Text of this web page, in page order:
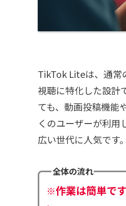
TikTok Liteは、通常
視聴に特化した設計
ても、動画投稿機能
くのユーザーが利用
広い世代に人気です。
全体の流れ
※作業は簡単で